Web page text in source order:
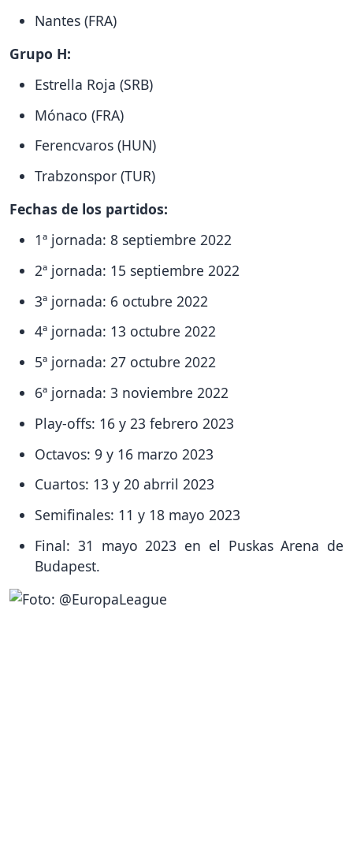
Nantes (FRA)
Grupo H:
Estrella Roja (SRB)
Mónaco (FRA)
Ferencvaros (HUN)
Trabzonspor (TUR)
Fechas de los partidos:
1ª jornada: 8 septiembre 2022
2ª jornada: 15 septiembre 2022
3ª jornada: 6 octubre 2022
4ª jornada: 13 octubre 2022
5ª jornada: 27 octubre 2022
6ª jornada: 3 noviembre 2022
Play-offs: 16 y 23 febrero 2023
Octavos: 9 y 16 marzo 2023
Cuartos: 13 y 20 abrril 2023
Semifinales: 11 y 18 mayo 2023
Final: 31 mayo 2023 en el Puskas Arena de
Budapest.